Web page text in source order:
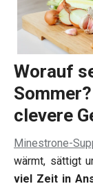
Worauf
clevere
Minestrone-
wärmt, sättigt
viel Zeit in